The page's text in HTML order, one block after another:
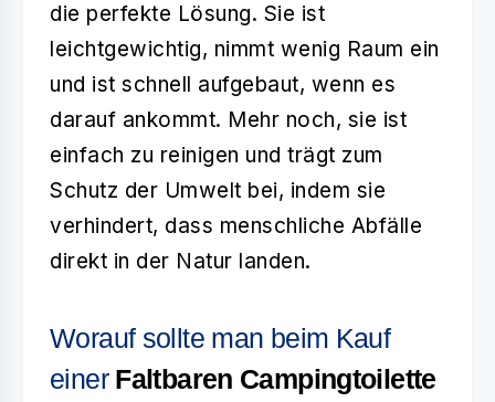
die perfekte Lösung. Sie ist
leichtgewichtig, nimmt wenig Raum ein
und ist schnell aufgebaut, wenn es
darauf ankommt. Mehr noch, sie ist
einfach zu reinigen und trägt zum
Schutz der Umwelt bei, indem sie
verhindert, dass menschliche Abfälle
direkt in der Natur landen.
Worauf sollte man beim Kauf
einer Faltbaren Campingtoilette